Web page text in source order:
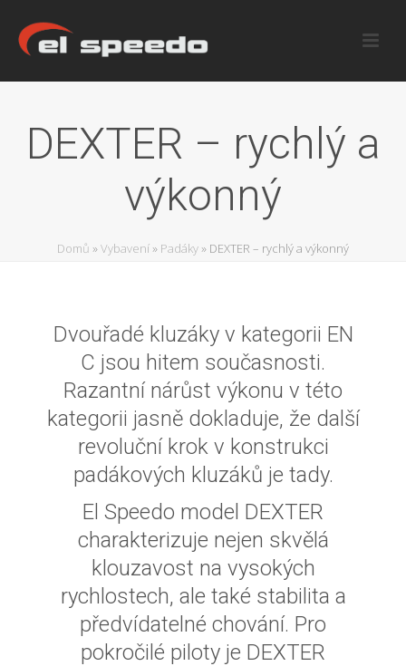
DEXTER – rychlý a
výkonný
Domů »Vybavení » Padáky » DEXTER – rychlý a výkonný
Dvouřadé kluzáky v kategorii EN
C jsou hitem současnosti.
Razantní nárůst výkonu v této
kategorii jasně dokladuje, že další
revoluční krok v konstrukci
padákových kluzáků je tady.
El Speedo model DEXTER
charakterizuje nejen skvělá
klouzavost na vysokých
rychlostech, ale také stabilita a
předvídatelné chování. Pro
pokročilé piloty je DEXTER